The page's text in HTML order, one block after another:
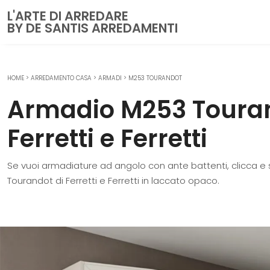
L'ARTE DI ARREDARE
BY DE SANTIS ARREDAMENTI
CUCINE
Cucine Moderne
Cucine Classiche
Cucine su misura
ZONA GIORNO
Salotti
Madie
HOME > ARREDAMENTO CASA > ARMADI > M253 TOURANDOT
Armadio M253
Ferretti e Ferretti
Se vuoi armadiature ad angolo con ante battenti, clicca e
Tourandot di Ferretti e Ferretti in laccato opaco.